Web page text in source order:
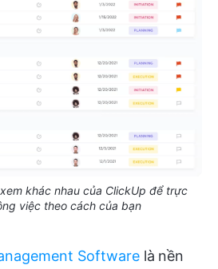
khác nhau của ClickUp để trực
việc theo cách của bạn
Software là nền